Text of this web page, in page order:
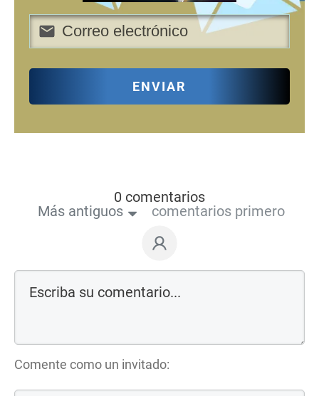
ENVIAR
0 comentarios
Más antiguos
comentarios primero
Comente como un invitado: